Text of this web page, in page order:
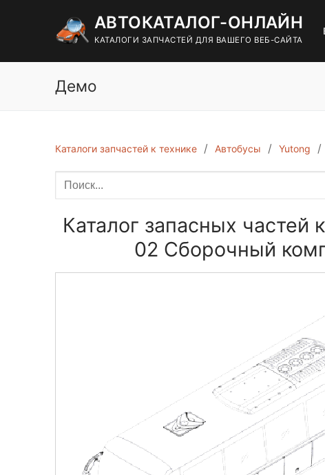
содержимому
АВТОКАТАЛОГ-ОНЛАЙН
КАТАЛОГИ ЗАПЧАСТЕЙ ДЛЯ ВАШЕГО ВЕБ-САЙТА
Демо
Каталоги запчастей к технике Автобусы Yutong
Каталог запасных частей
02 Сборочный